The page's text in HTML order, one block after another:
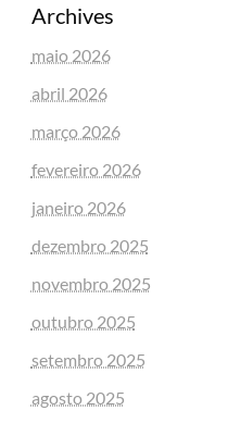
Archives
maio 2026
abril 2026
março 2026
fevereiro 2026
janeiro 2026
dezembro 2025
novembro 2025
outubro 2025
setembro 2025
agosto 2025